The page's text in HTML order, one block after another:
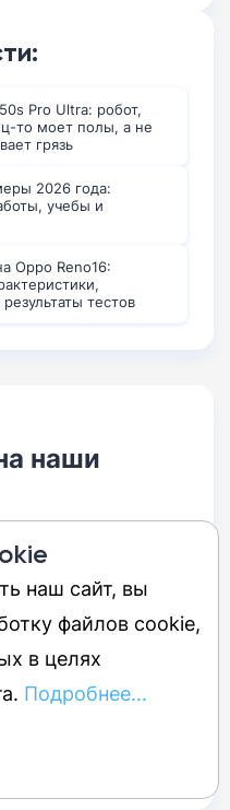
Pro Ultra: робот,
то моет полы, а не
грязь
2026 года:
учебы и
Oppo Reno16:
тестов
наши
наш сайт, вы
файлов cookie,
в целях
Подробнее...